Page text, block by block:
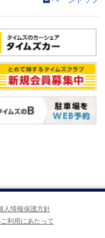
人情報保護方針
利用にあたって